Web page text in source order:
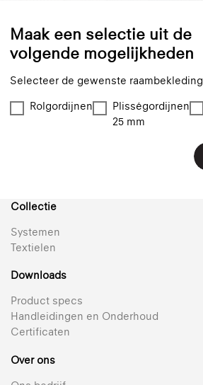
Maak een selectie uit de
volgende mogelijkheden
Selecteer de gewenste raambekleding
Rolgordijnen
Plisségordijnen
25 mm
Collectie
Systemen
Textielen
Downloads
Product specs
Handleidingen en Onderhoud
Certificaten
Over ons